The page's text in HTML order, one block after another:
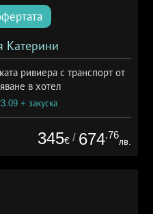
Катерини
ривиера с транспорт от
в хотел
+ закуска
345€ / 674.76
лв.